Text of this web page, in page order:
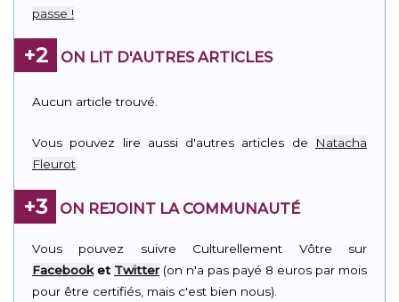
passe !
+2 ON LIT D'AUTRES ARTICLES
Aucun article trouvé.
Vous pouvez lire aussi d'autres articles de
Natacha
Fleurot.
+3 ON REJOINT LA COMMUNAUTÉ
Vous pouvez suivre Culturellement Vôtre sur
Facebooket Twitter(on n'a pas payé 8 euros par mois
pour être certifiés, mais c'est bien nous).